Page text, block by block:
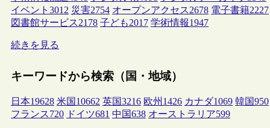
イベント 3012 災害2754 オープンアクセス2678 電子書籍2227
図書館サービス2178 子ども2017 学術情報1947
続きを見る
キーワードから検索（国・地域）
日本19628 米国 10662 英国3216 欧州 1426 カナダ1069 韓国950
フランス720 ドイツ681 中国638 オーストラリア599